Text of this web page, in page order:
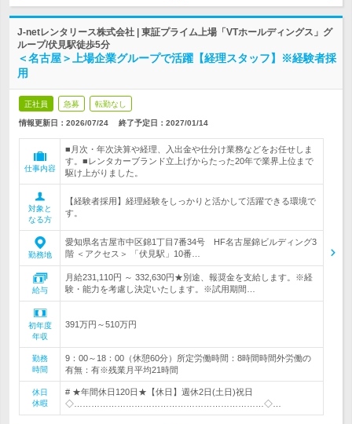
J-netレンタリース株式会社 | 東証プライム上場「VTホールディングス」グ
ループ/伏見駅徒歩5分
＜名古屋＞上場企業グループで活躍【経理スタッフ】※経験者採
用
正社員 急募 転勤なし
情報更新日：2026/07/24 終了予定日： 2027/01/14
仕事内容
■月次・年次決算や経理、入出金や仕分け業務などをお任せしま
す。■レンタカーブランド立上げからたった20年で業界上位まで
駆け上がりました。
対象と
なる方
【経験者採用】経理経験をしっかりと活かして活躍できる環境で
す。
勤務地
愛知県名古屋市中区錦1丁目7番34号 HF名古屋錦ビルディング3
階 ＜アクセス＞ 「伏見駅」10番…
給与
月給231,110円 ～ 332,630円★別途、報奨金を支給します。※経
験・能力を考慮し決定いたします。※試用期間…
初年度
年収
391万円～510万円
勤務
時間
9：00～18：00（休憩60分）所定労働時間：8時間時間外労働の
有無：有※残業月平均21時間
休日
休暇
# ★年間休日120日★【休日】週休2日(土日)祝日
◇…………………………………………………………◇…